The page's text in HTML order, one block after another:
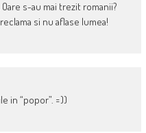
s-au mai trezit romanii?
si nu aflase lumea!
in “popor”. =))